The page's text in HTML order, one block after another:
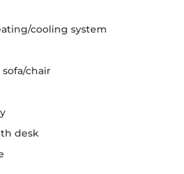
cooling system
chair
desk